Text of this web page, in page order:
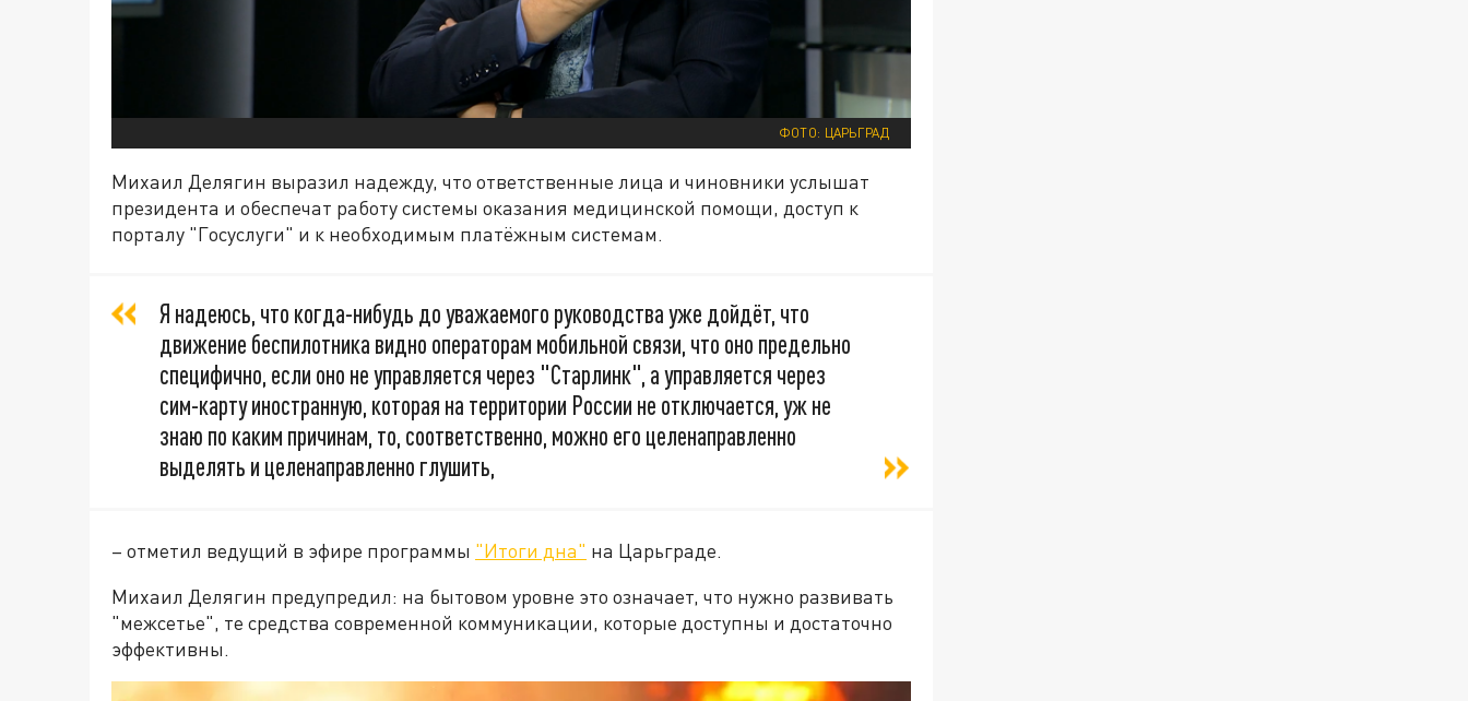
ФОТО: ЦАРЬГРАД
Михаил Делягин выразил надежду, что ответственные лица и чиновники услышат
президента и обеспечат работу системы оказания медицинской помощи, доступ к
порталу "Госуслуги" и к необходимым платёжным системам.
Я надеюсь, что когда-нибудь до уважаемого руководства уже дойдёт, что
движение беспилотника видно операторам мобильной связи, что оно предельно
специфично, если оно не управляется через "Старлинк", а управляется через
сим-карту иностранную, которая на территории России не отключается, уж не
знаю по каким причинам, то, соответственно, можно его целенаправленно
выделять и целенаправленно глушить,
– отметил ведущий в эфире программы "Итоги дна" на Царьграде.
Михаил Делягин предупредил: на бытовом уровне это означает, что нужно развивать
"межсетье", те средства современной коммуникации, которые доступны и достаточно
эффективны.